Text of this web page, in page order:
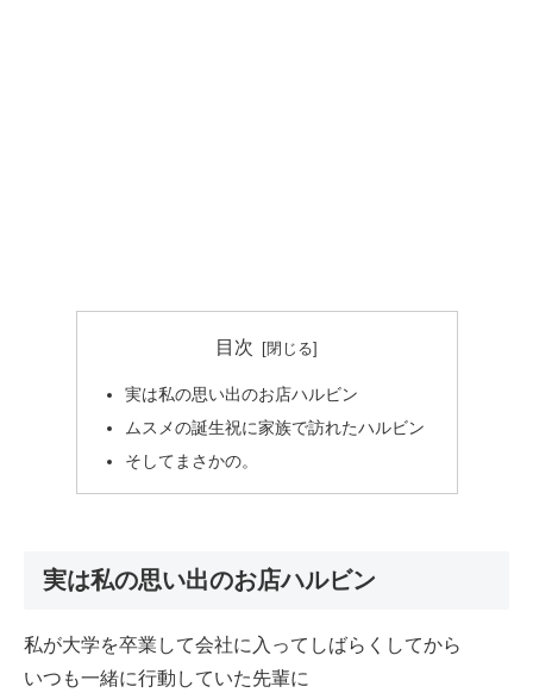
目次
実は私の思い出のお店ハルビン
ムスメの誕生祝に家族で訪れたハルビン
そしてまさかの。
実は私の思い出のお店ハルビン
私が大学を卒業して会社に入ってしばらくしてから
いつも一緒に行動していた先輩に